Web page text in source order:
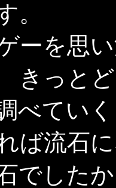
。
ーを思
きっと
べてい
ば流石
でした